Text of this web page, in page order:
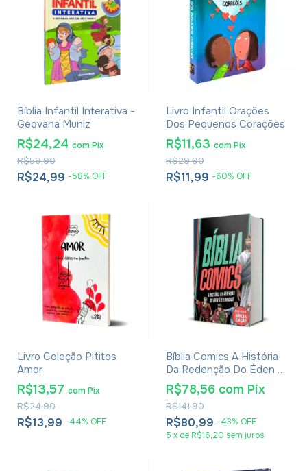
Bíblia Infantil Interativa -
Geovana Muniz
R$24,99 -58% OFF
R$59,90
R$24,24 comPix
Livro Infantil Orações
Dos Pequenos Corações
R$11,99 -60% OFF
R$29,90
R$11,63 com Pix
Livro Coleção Pititos
Amor
R$13,99 -44% OFF
R$24,90
R$13,57 comPix
Bíblia Comics A História
Da Redenção Do Éden À
Eternidade Preta
R$80,99 -43% OFF
R$141,90
R$78,56 com Pix
5 x de R$16,20 sem juros